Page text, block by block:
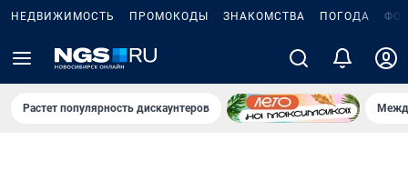
НЕДВИЖИМОСТЬ ПРОМОКОДЫ ЗНАКОМСТВА ПОГОДА
Растет популярность дискаунтеров